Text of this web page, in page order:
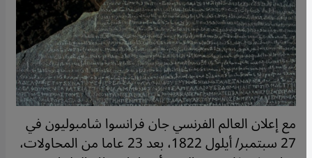
مع إعلان العالم الفرنسي جان فرانسوا شامبوليون في
27 سبتمبر/ أيلول 1822، بعد 23 عاما من المحاولات،